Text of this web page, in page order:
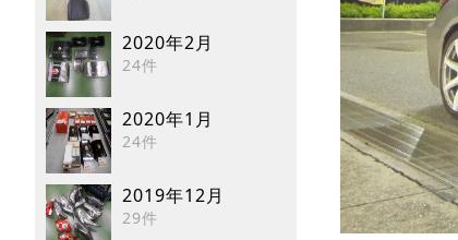
2020年2月
24件
2020年1月
24件
2019年12月
29件